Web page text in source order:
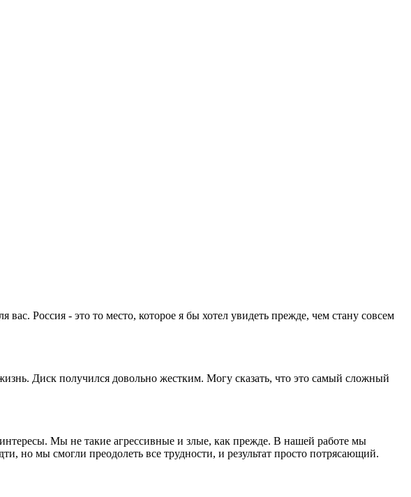
Россия - это то место, которое я бы хотел увидеть прежде, чем стану совсем
Диск получился довольно жестким. Могу сказать, что это самый сложный
Мы не такие агрессивные и злые, как прежде. В нашей работе мы
но мы смогли преодолеть все трудности, и результат просто потрясающий.